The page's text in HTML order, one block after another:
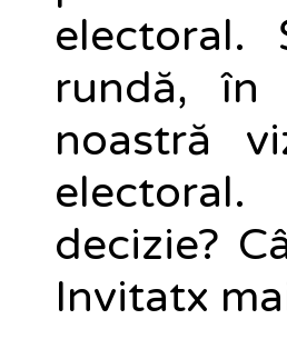
rundă, în
noastră
decizie?
Invitatx